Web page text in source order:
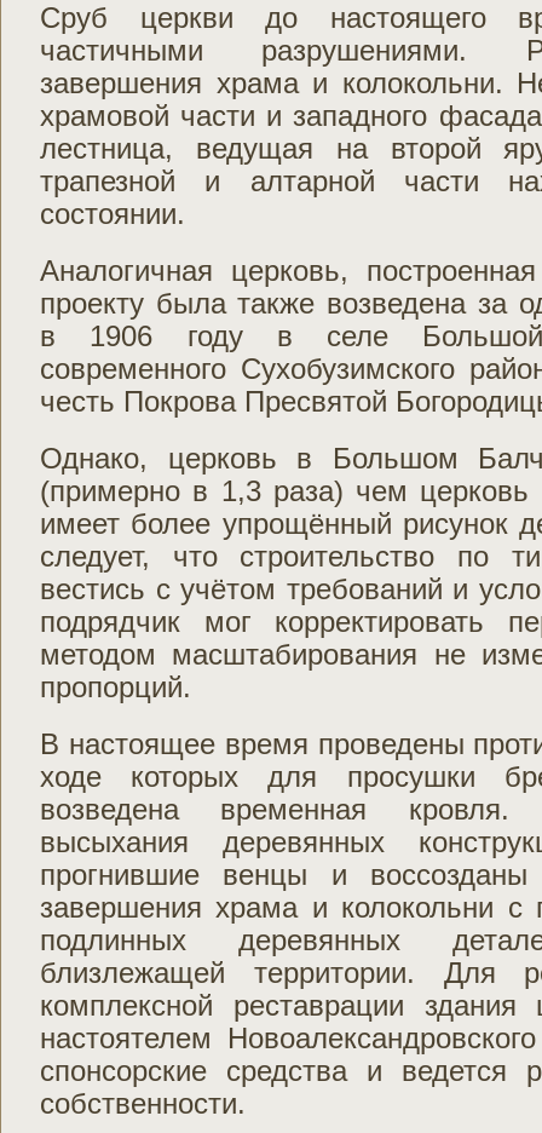
Сруб церкви до настоящего
частичными разрушениями.
завершения храма и колокольни.
храмовой части и западного
лестница, ведущая на второй
трапезной и алтарной части
состоянии.
Аналогичная церковь,
проекту была также возведена за
в 1906 году в селе Большой
современного Сухобузимского
честь Покрова Пресвятой
Однако, церковь в Большом
(примерно в 1,3 раза) чем церковь
имеет более упрощённый рисунок
следует, что строительство по
вестись с учётом требований и
подрядчик мог корректировать
методом масштабирования не
пропорций.
В настоящее время проведены
ходе которых для просушки
возведена временная кровля.
высыхания деревянных
прогнившие венцы и
завершения храма и колокольни с
подлинных деревянных
близлежащей территории. Для
комплексной реставрации
настоятелем
спонсорские средства и
собственности.